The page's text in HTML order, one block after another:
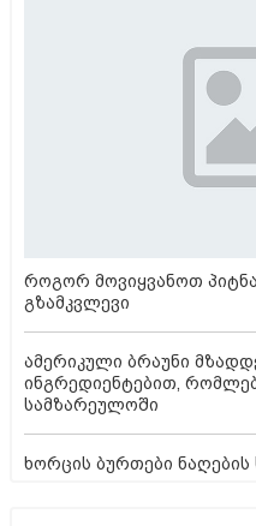
როგორ მოვიყვანოთ
გზამკვლევი
ამერიკული ბრაუნი
ინგრედიენტებით,
სამზარეულოში
ხორცის ბურთები